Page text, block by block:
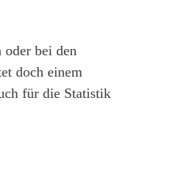
oder bei den
doch einem
für die Statistik